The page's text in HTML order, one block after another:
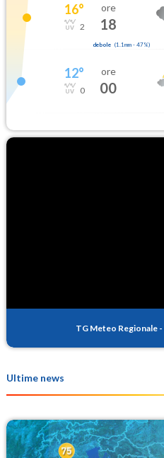
16°
2
ore
18
debole (1.1mm- 47%)
12°
0
ore
00
TG Meteo Regionale -
Ultime news